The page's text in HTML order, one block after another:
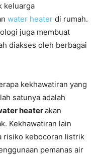
keluarga
water heater di rumah.
juga membuat
diakses oleh berbagai
kekhawatiran yang
satunya adalah
heaterakan
Kekhawatiran lain
risiko kebocoran listrik
pemanas air